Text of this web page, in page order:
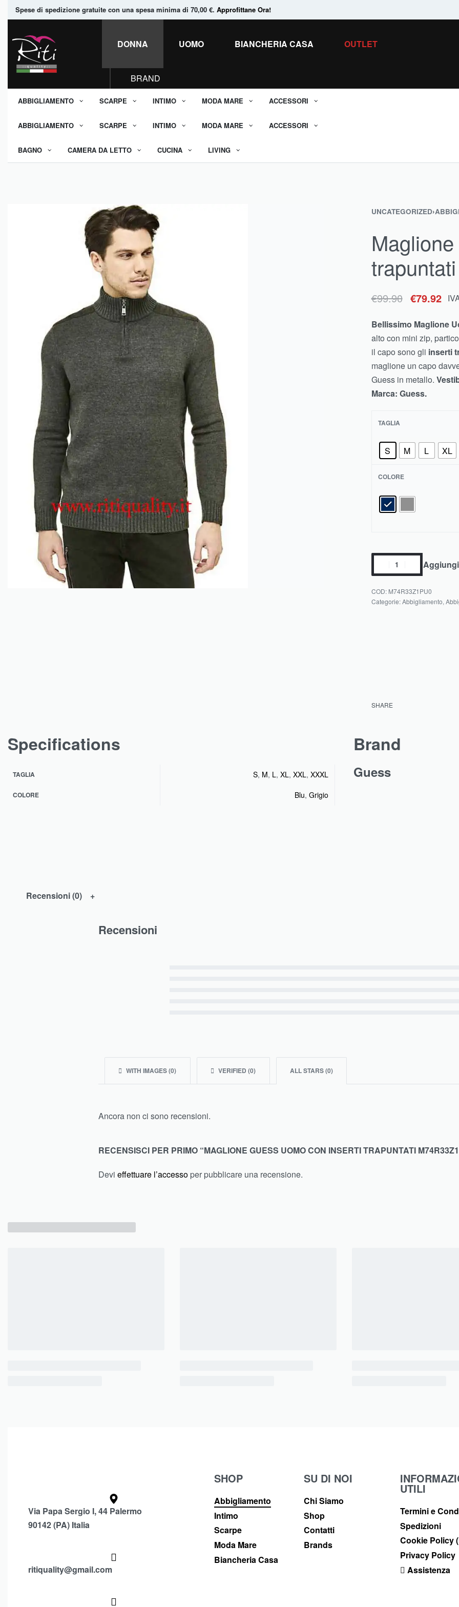
Spese di spedizione gratuite con una spesa minima di 70,00 €. Approfittane Ora!
DONNA UOMO BIANCHERIA CASA OUTLET
BRAND
ABBIGLIAMENTO SCARPE INTIMO MODA MARE ACCESSORI
ABBIGLIAMENTO SCARPE INTIMO MODA MARE ACCESSORI
BAGNO CAMERA DA LETTO CUCINA LIVING
UNCATEGORIZED›
€99.90 €79.92
Bellissimo Maglione
alto con mini zip,
il capo sono gli inserti
maglione un capo
Guess in metallo.
Marca: Guess.
TAGLIA
S M L XL
COLORE
M74R33Z1PU0
Categorie:Abbigliamento,
SHARE
Specifications
TAGLIA S, M, L, XL, XXL, XXXL
COLORE Blu, Grigio
Brand
Guess
Recensioni (0)
Recensioni
WITH IMAGES (0) VERIFIED (0) ALL STARS (0)
Ancora non ci sono recensioni.
RECENSISCI PER PRIMO “MAGLIONE GUESS UOMO CON INSERTI TRAPUNTATI
Devi effettuare l’accesso per pubblicare una recensione.
Via Papa Sergio I, 44 Palermo
90142 (PA) Italia
ritiquality@gmail.com
SHOP
Abbigliamento
Intimo
Scarpe
Moda Mare
Biancheria Casa
SU DI NOI
Chi Siamo
Shop
Contatti
Brands
UTILI
Termini e
Spedizioni
Cookie Policy
Privacy Policy
Assistenza